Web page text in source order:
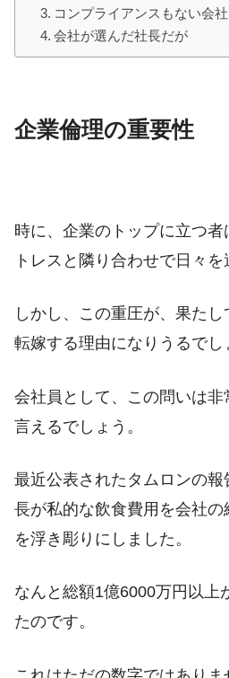
コンプライアンスもない会社
会社が選んだ社長だが
企業倫理の重要性
時に、企業のトップに立つ
トレスと隣り合わせで日々を
しかし、この重圧が、果た
転嫁する理由になりうるでし
会社員として、この問いは非
言えるでしょう。
最近公表されたタムロンの
長が私的な飲食費用を会社
を浮き彫りにしました。
なんと総額1億6000万円以上
たのです。